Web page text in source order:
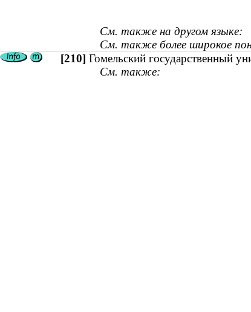
См. также на другом языке:
См. также более широкое
[210] Гомельский государственный
См. также: